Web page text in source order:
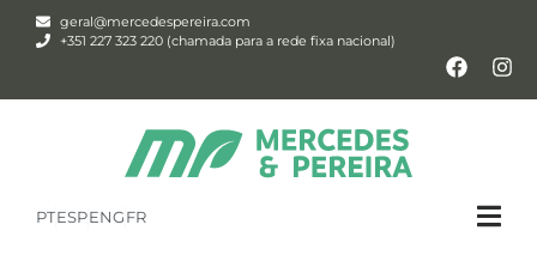
geral@mercedespereira.com
+351 227 323 220 (chamada para a rede fixa nacional)
PTESPENGFR